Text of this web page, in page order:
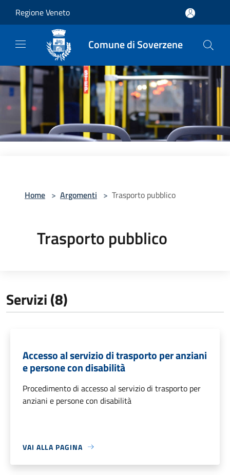
Regione Veneto
Comune di Soverzene
Home > Argomenti > Trasporto pubblico
Trasporto pubblico
Servizi (8)
Accesso al servizio di trasporto per anziani
e persone con disabilità
Procedimento di accesso al servizio di trasporto per
anziani e persone con disabilità
VAI ALLA PAGINA